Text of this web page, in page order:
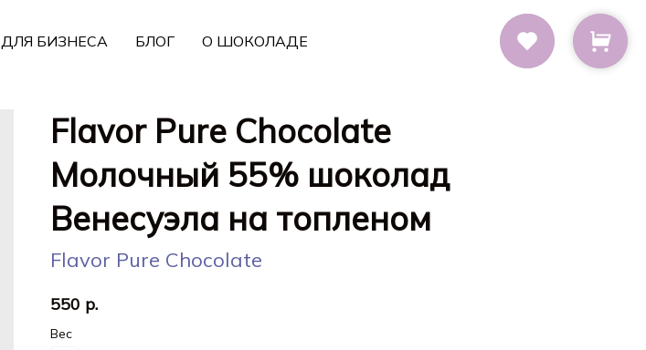
ДЛЯ БИЗНЕСА БЛОГ О ШОКОЛАДЕ
Flavor Pure Chocolate
Молочный 55% шоколад
Венесуэла на топленом
Flavor Pure Chocolate
550 р.
Вес